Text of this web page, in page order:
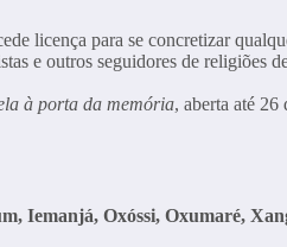
licença para se concretizar
e outros seguidores de religiões
à porta da memória, aberta até
Iemanjá, Oxóssi, Oxumaré,